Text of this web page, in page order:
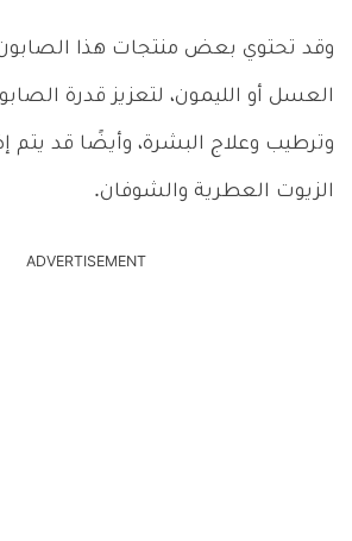
وقد تحتوي بعض منتجات هذا الصابون
العسل أو الليمون، لتعزيز قدرة
وترطيب وعلاج البشرة، وأيضًا قد
الزيوت العطرية والشوفان.
ADVERTISEMENT